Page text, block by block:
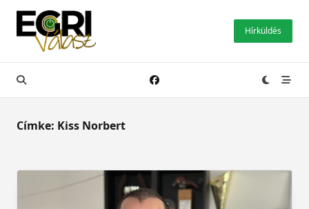
Skip
content
Hírküldés
Címke: Kiss Norbert